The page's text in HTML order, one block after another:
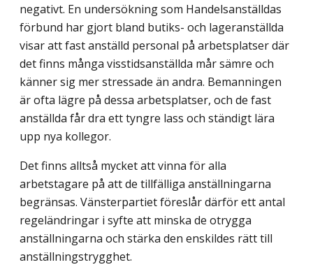
negativt. En undersökning som Handelsanställdas
förbund har gjort bland butiks- och lageranställda
visar att fast anställd personal på arbetsplatser där
det finns många visstidsanställda mår sämre och
känner sig mer stressade än andra. Bemanningen
är ofta lägre på dessa arbetsplatser, och de fast
anställda får dra ett tyngre lass och ständigt lära
upp nya kollegor.
Det finns alltså mycket att vinna för alla
arbetstagare på att de tillfälliga anställningarna
begränsas. Vänsterpartiet föreslår därför ett antal
regeländringar i syfte att minska de otrygga
anställningarna och stärka den enskildes rätt till
anställningstrygghet.